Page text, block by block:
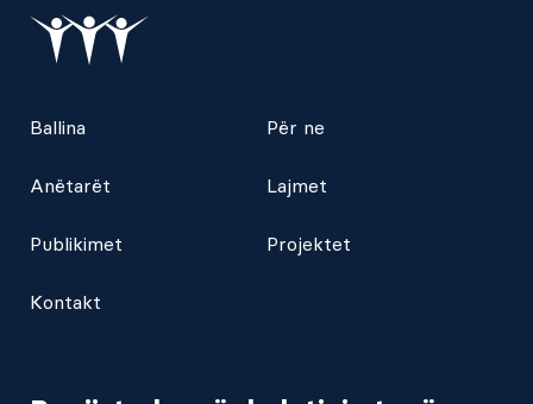
Ballina Për ne
Anëtarët Lajmet
Publikimet Projektet
Kontakt